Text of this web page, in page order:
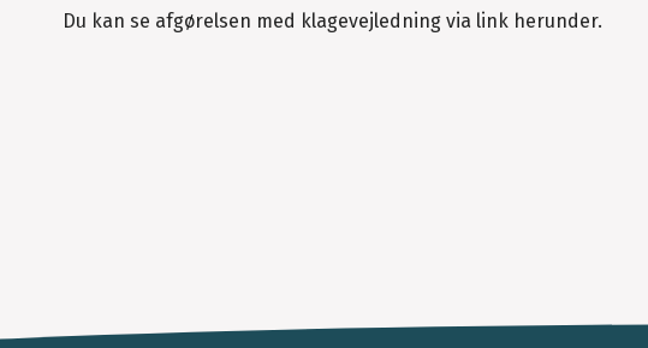
Du kan se afgørelsen med klagevejledning via link herunder.